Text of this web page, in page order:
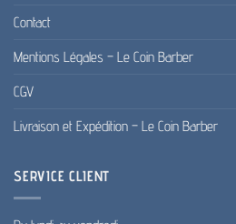
Contact
Mentions Légales – Le Coin Barber
CGV
Livraison et Expédition – Le Coin Barber
SERVICE CLIENT